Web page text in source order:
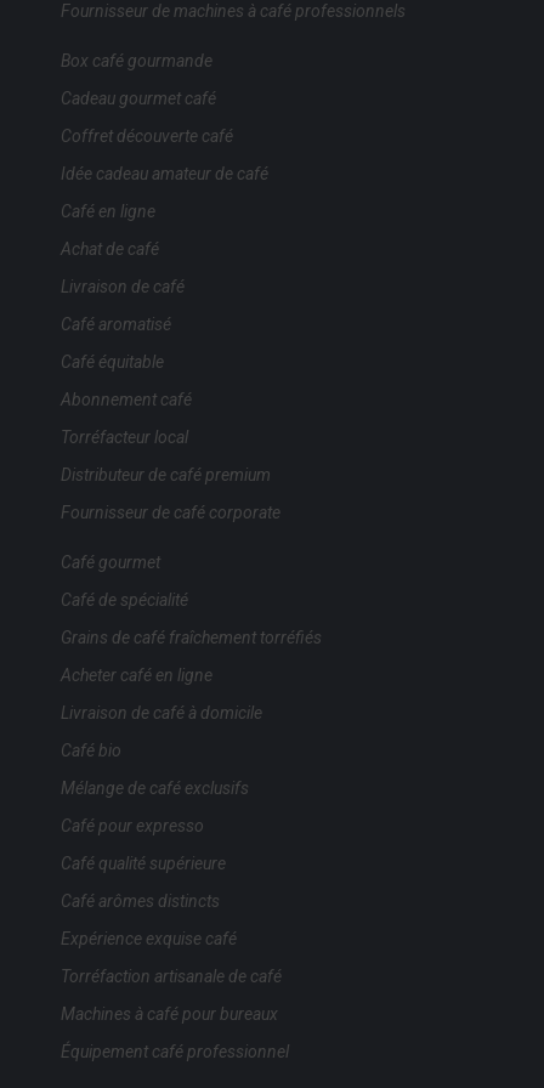
Fournisseur de machines à café professionnels
Box café gourmande
Cadeau gourmet café
Coffret découverte café
Idée cadeau amateur de café
Café en ligne
Achat de café
Livraison de café
Café aromatisé
Café équitable
Abonnement café
Torréfacteur local
Distributeur de café premium
Fournisseur de café corporate
Café gourmet
Café de spécialité
Grains de café fraîchement torréfiés
Acheter café en ligne
Livraison de café à domicile
Café bio
Mélange de café exclusifs
Café pour expresso
Café qualité supérieure
Café arômes distincts
Expérience exquise café
Torréfaction artisanale de café
Machines à café pour bureaux
Équipement café professionnel